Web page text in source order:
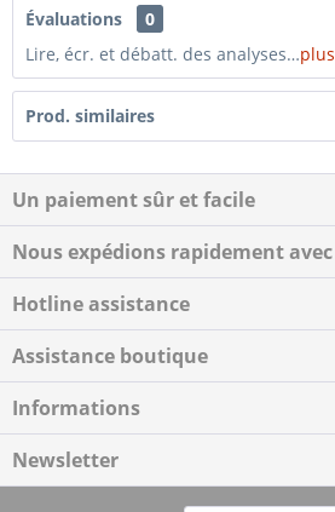
Évaluations
0
Lire, écr. et débatt. des analyses…plus
Prod. similaires
Un paiement sûr et facile
Nous expédions rapidement avec
Hotline assistance
Assistance boutique
Informations
Newsletter